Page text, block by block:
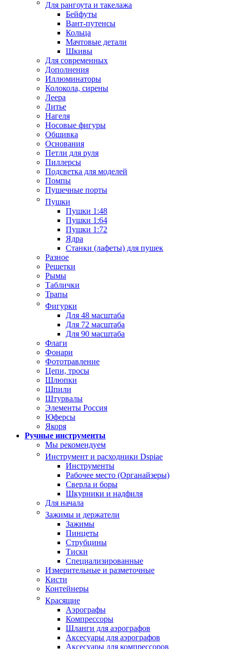
Для рангоута и такелажа
Бейфуты
Вант-путенсы
Кольца
Мачтовые детали
Шкивы
Для современных
Дополнения
Иллюминаторы
Колокола, сирены
Леера
Литье
Нагеля
Носовые фигуры
Обшивка
Основания
Петли для руля
Пиллерсы
Подсветка для моделей
Помпы
Пушечные порты
Пушки
Пушки 1:48
Пушки 1:64
Пушки 1:72
Ядра
Станки (лафеты) для пушек
Разное
Решетки
Рымы
Таблички
Трапы
Фигурки
Для 48 масштаба
Для 72 масштаба
Для 90 масштаба
Флаги
Фонари
Фототравление
Цепи, тросы
Шлюпки
Шпили
Штурвалы
Элементы Россия
Юферсы
Якоря
Ручные инструменты
Мы рекомендуем
Инструмент и расходники Dspiae
Инструменты
Рабочее место (Органайзеры)
Сверла и боры
Шкурники и надфиля
Для начала
Зажимы и держатели
Зажимы
Пинцеты
Струбцины
Тиски
Специализированные
Измерительные и разметочные
Кисти
Контейнеры
Красящие
Аэрографы
Компрессоры
Шланги для аэрографов
Аксесуары для аэрографов
Аксесуары для компрессоров